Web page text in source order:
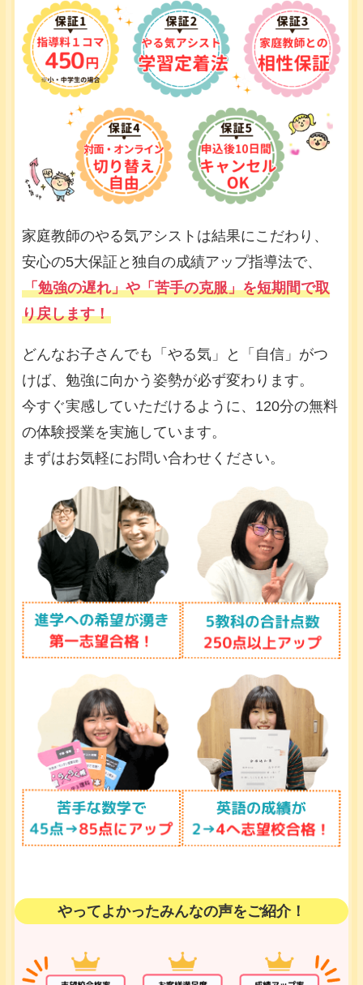
家庭教師のやる気アシストは結果にこだわり、
安心の5大保証と独自の成績アップ指導法で、
「勉強の遅れ」や「苦手の克服」を短期間で取
り戻します！
どんなお子さんでも「やる気」と「自信」がつ
けば、勉強に向かう姿勢が必ず変わります。
今すぐ実感していただけるように、120分の無料
の体験授業を実施しています。
まずはお気軽にお問い合わせください。
やってよかったみんなの声をご紹介！